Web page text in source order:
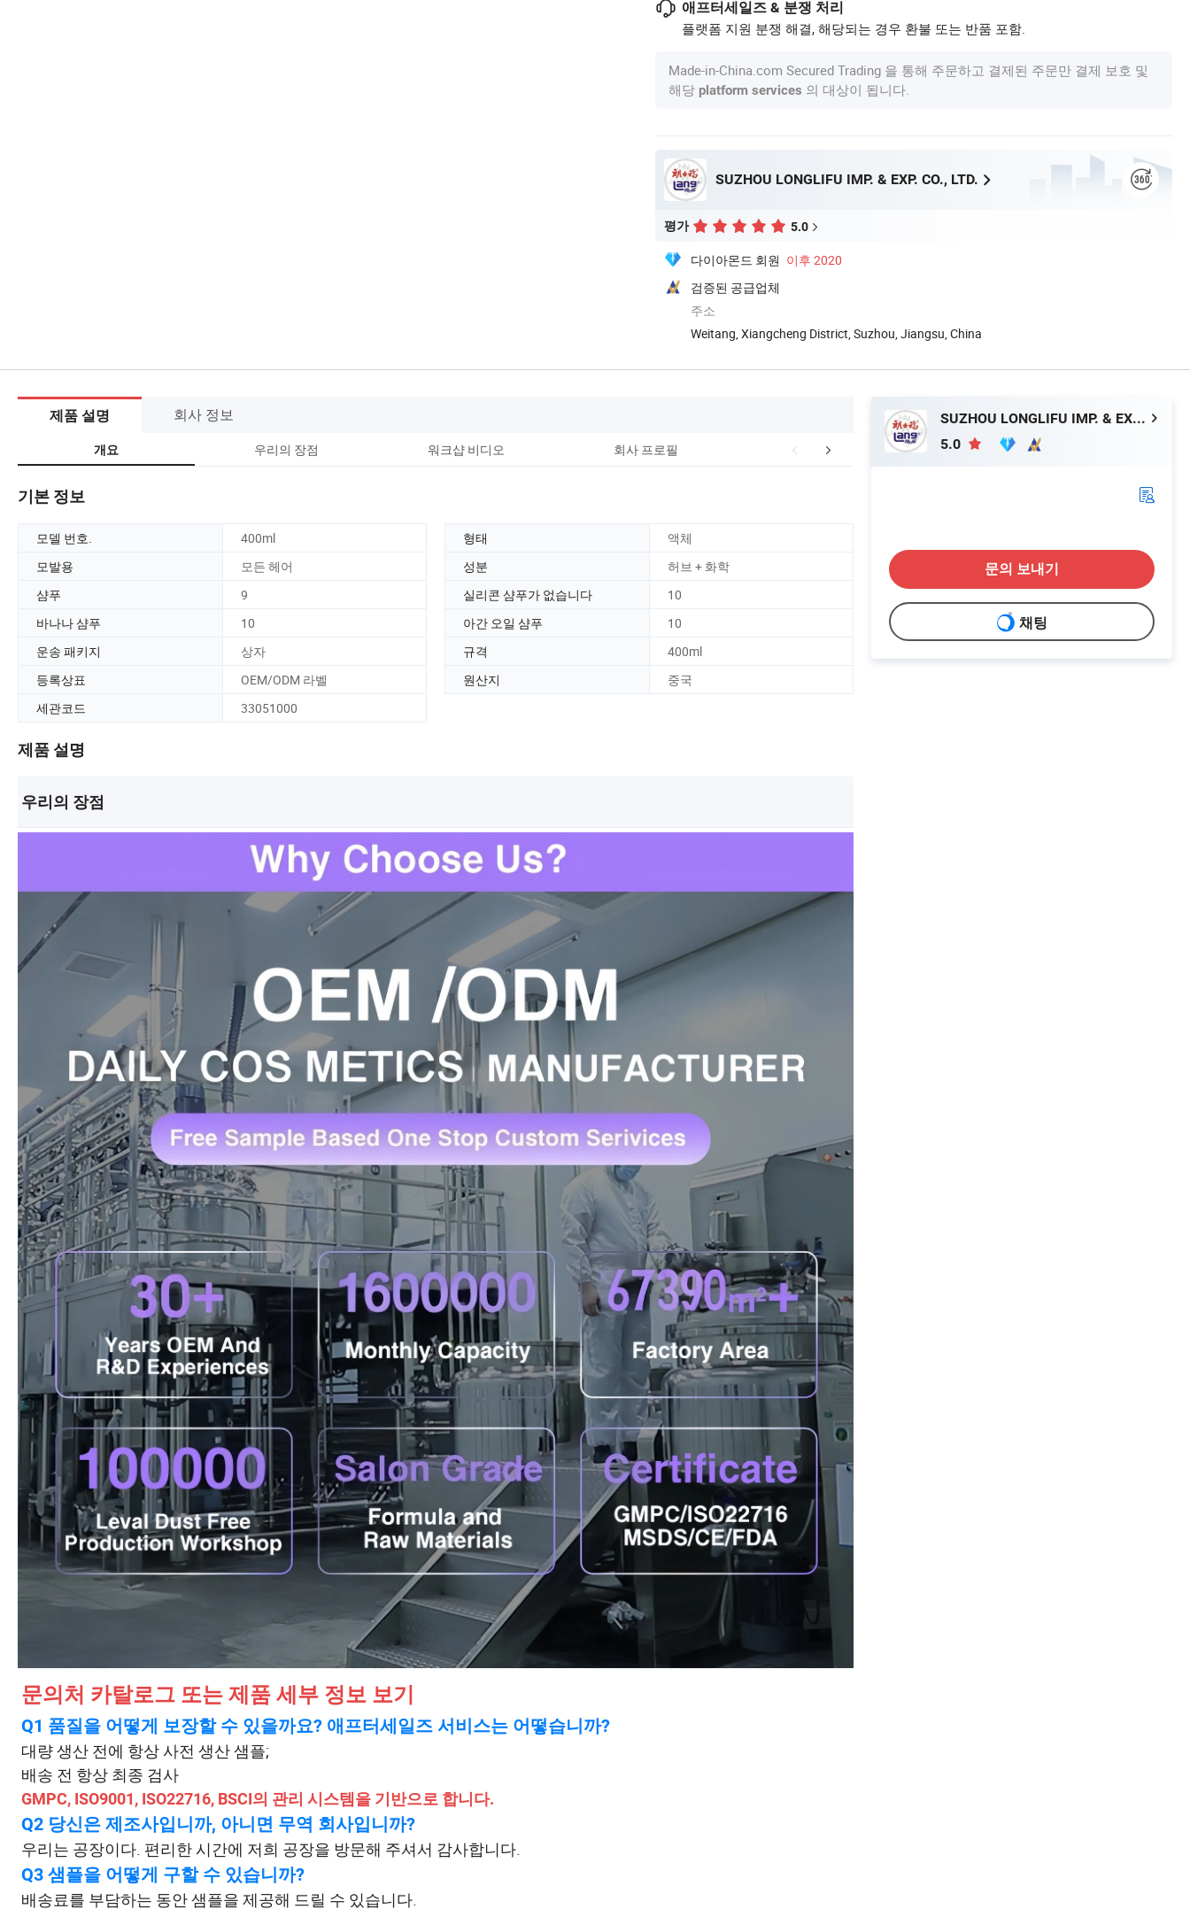
애프터세일즈 & 분쟁 처리
플랫폼 지원 분쟁 해결, 해당되는 경우 환불 또는 반품 포함.
Made-in-China.com Secured Trading 을 통해 주문하고 결제된 주문만 결제 보호 및
해당 platform services 의 대상이 됩니다.
SUZHOU LONGLIFU IMP. & EXP. CO., LTD.
평가 5.0
다이아몬드 회원 이후 2020
검증된 공급업체
주소
Weitang, Xiangcheng District, Suzhou, Jiangsu, China
제품 설명 회사 정보
개요 우리의 장점 워크샵 비디오 회사 프로필 OEM 프로세스 인증
기본 정보
모델 번호. 400ml 형태
액체
모발용
모든 헤어 성분
허브 + 화학
샴푸
9 실리콘 샴푸가 없습니다
10
바나나 샴푸
10 아간 오일 샴푸
10
운송 패키지
상자 규격
400ml
등록상표
OEM/ODM 라벨 원산지
중국
세관코드
33051000
제품 설명
우리의 장점
문의처 카탈로그 또는 제품 세부 정보 보기
Q1 품질을 어떻게 보장할 수 있을까요? 애프터세일즈 서비스는 어떻습니까?
대량 생산 전에 항상 사전 생산 샘플;
배송 전 항상 최종 검사
GMPC, ISO9001, ISO22716, BSCI의 관리 시스템을 기반으로 합니다.
Q2 당신은 제조사입니까, 아니면 무역 회사입니까?
우리는 공장이다. 편리한 시간에 저희 공장을 방문해 주셔서 감사합니다.
Q3 샘플을 어떻게 구할 수 있습니까?
배송료를 부담하는 동안 샘플을 제공해 드릴 수 있습니다.
SUZHOU LONGLIFU IMP. & EXP. CO., LTD.
5.0
문의 보내기
채팅